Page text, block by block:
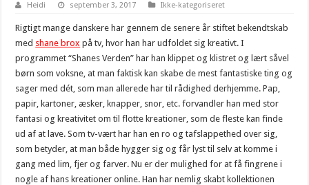
Heidi september 3, 2017 Ikke-kategoriseret
Rigtigt mange danskere har gennem de senere år stiftet bekendtskab
med shane brox på tv, hvor han har udfoldet sig kreativt. I
programmet “Shanes Verden” har han klippet og klistret og lært såvel
børn som voksne, at man faktisk kan skabe de mest fantastiske ting og
sager med dét, som man allerede har til rådighed derhjemme. Pap,
papir, kartoner, æsker, knapper, snor, etc. forvandler han med stor
fantasi og kreativitet om til flotte kreationer, som de fleste kan finde
ud af at lave. Som tv-vært har han en ro og tafslappethed over sig,
som betyder, at man både hygger sig og får lyst til selv at komme i
gang med lim, fjer og farver. Nu er der mulighed for at få fingrene i
nogle af hans kreationer online. Han har nemlig skabt kollektionen